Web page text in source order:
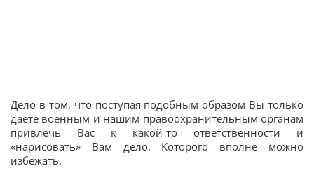
Дело в том, что поступая подобным образом Вы только
даете военным и нашим правоохранительным органам
привлечь Вас к какой-то ответственности и
«нарисовать» Вам дело. Которого вполне можно
избежать.